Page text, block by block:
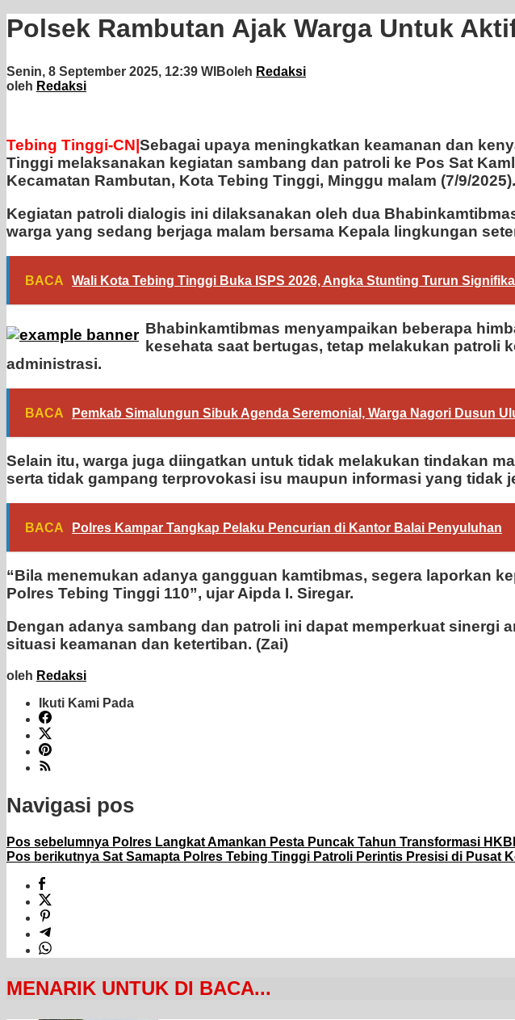
Polsek Rambutan Ajak Warga Untuk
Senin, 8 September 2025, 12:39 WIBoleh Redaksi
oleh Redaksi
Tebing Tinggi-CN| Sebagai upaya meningkatkan keamanan dan
Tinggi melaksanakan kegiatan sambang dan patroli ke Pos Sat
Kecamatan Rambutan, Kota Tebing Tinggi, Minggu malam (7/9/2025).
Kegiatan patroli dialogis ini dilaksanakan oleh dua
warga yang sedang berjaga malam bersama Kepala lingkungan
BACA Wali Kota Tebing Tinggi Buka ISPS 2026, Angka Stunting Turun
Bhabinkamtibmas menyampaikan beberapa
kesehata saat bertugas, tetap melakukan
administrasi.
BACA Pemkab Simalungun Sibuk Agenda Seremonial, Warga Nagori Dusun
Selain itu, warga juga diingatkan untuk tidak melakukan tindakan
serta tidak gampang terprovokasi isu maupun informasi yang tidak
BACA Polres Kampar Tangkap Pelaku Pencurian di Kantor Balai Penyuluhan
“Bila menemukan adanya gangguan kamtibmas, segera laporkan
Polres Tebing Tinggi 110”, ujar Aipda I. Siregar.
Dengan adanya sambang dan patroli ini dapat memperkuat sinergi
situasi keamanan dan ketertiban. (Zai)
oleh Redaksi
Ikuti Kami Pada
Navigasi pos
Pos sebelumnya Polres Langkat Amankan Pesta Puncak Tahun Transformasi
Pos berikutnya Sat Samapta Polres Tebing Tinggi Patroli Perintis Presisi di Pusat
MENARIK UNTUK DI BACA...